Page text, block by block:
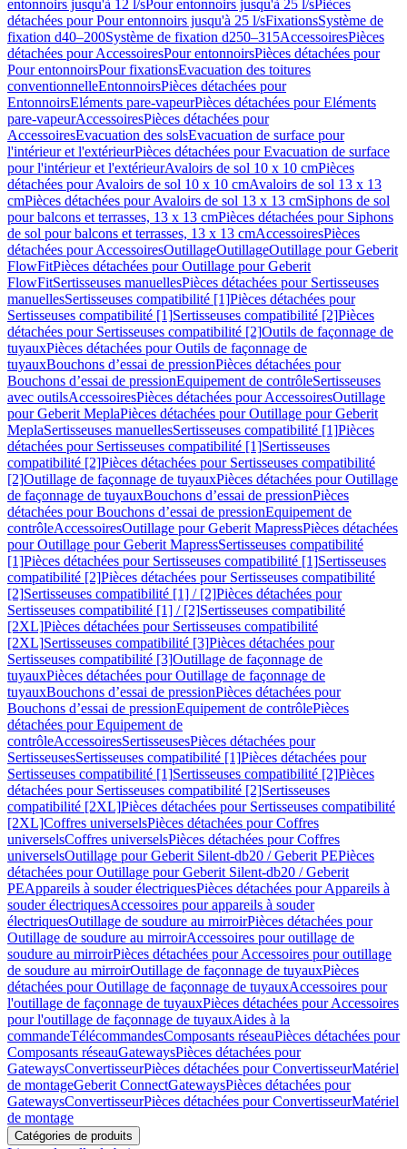
entonnoirs jusqu'à 12 l/sPour entonnoirs jusqu'à 25 l/sPièces
détachées pour Pour entonnoirs jusqu'à 25 l/sFixationsSystème de
fixation d40–200Système de fixation d250–315AccessoiresPièces
détachées pour AccessoiresPour entonnoirsPièces détachées pour
Pour entonnoirsPour fixationsEvacuation des toitures
conventionnelleEntonnoirsPièces détachées pour
EntonnoirsEléments pare-vapeurPièces détachées pour Eléments
pare-vapeurAccessoiresPièces détachées pour
AccessoiresEvacuation des solsEvacuation de surface pour
l'intérieur et l'extérieurPièces détachées pour Evacuation de surface
pour l'intérieur et l'extérieurAvaloirs de sol 10 x 10 cmPièces
détachées pour Avaloirs de sol 10 x 10 cmAvaloirs de sol 13 x 13
cmPièces détachées pour Avaloirs de sol 13 x 13 cmSiphons de sol
pour balcons et terrasses, 13 x 13 cmPièces détachées pour Siphons
de sol pour balcons et terrasses, 13 x 13 cmAccessoiresPièces
détachées pour AccessoiresOutillageOutillageOutillage pour Geberit
FlowFitPièces détachées pour Outillage pour Geberit
FlowFitSertisseuses manuellesPièces détachées pour Sertisseuses
manuellesSertisseuses compatibilité [1]Pièces détachées pour
Sertisseuses compatibilité [1]Sertisseuses compatibilité [2]Pièces
détachées pour Sertisseuses compatibilité [2]Outils de façonnage de
tuyauxPièces détachées pour Outils de façonnage de
tuyauxBouchons d’essai de pressionPièces détachées pour
Bouchons d’essai de pressionEquipement de contrôleSertisseuses
avec outilsAccessoiresPièces détachées pour AccessoiresOutillage
pour Geberit MeplaPièces détachées pour Outillage pour Geberit
MeplaSertisseuses manuellesSertisseuses compatibilité [1]Pièces
détachées pour Sertisseuses compatibilité [1]Sertisseuses
compatibilité [2]Pièces détachées pour Sertisseuses compatibilité
[2]Outillage de façonnage de tuyauxPièces détachées pour Outillage
de façonnage de tuyauxBouchons d’essai de pressionPièces
détachées pour Bouchons d’essai de pressionEquipement de
contrôleAccessoiresOutillage pour Geberit MapressPièces détachées
pour Outillage pour Geberit MapressSertisseuses compatibilité
[1]Pièces détachées pour Sertisseuses compatibilité [1]Sertisseuses
compatibilité [2]Pièces détachées pour Sertisseuses compatibilité
[2]Sertisseuses compatibilité [1] / [2]Pièces détachées pour
Sertisseuses compatibilité [1] / [2]Sertisseuses compatibilité
[2XL]Pièces détachées pour Sertisseuses compatibilité
[2XL]Sertisseuses compatibilité [3]Pièces détachées pour
Sertisseuses compatibilité [3]Outillage de façonnage de
tuyauxPièces détachées pour Outillage de façonnage de
tuyauxBouchons d’essai de pressionPièces détachées pour
Bouchons d’essai de pressionEquipement de contrôlePièces
détachées pour Equipement de
contrôleAccessoiresSertisseusesPièces détachées pour
SertisseusesSertisseuses compatibilité [1]Pièces détachées pour
Sertisseuses compatibilité [1]Sertisseuses compatibilité [2]Pièces
détachées pour Sertisseuses compatibilité [2]Sertisseuses
compatibilité [2XL]Pièces détachées pour Sertisseuses compatibilité
[2XL]Coffres universelsPièces détachées pour Coffres
universelsCoffres universelsPièces détachées pour Coffres
universelsOutillage pour Geberit Silent-db20 / Geberit PEPièces
détachées pour Outillage pour Geberit Silent-db20 / Geberit
PEAppareils à souder électriquesPièces détachées pour Appareils à
souder électriquesAccessoires pour appareils à souder
électriquesOutillage de soudure au mirroirPièces détachées pour
Outillage de soudure au mirroirAccessoires pour outillage de
soudure au mirroirPièces détachées pour Accessoires pour outillage
de soudure au mirroirOutillage de façonnage de tuyauxPièces
détachées pour Outillage de façonnage de tuyauxAccessoires pour
l'outillage de façonnage de tuyauxPièces détachées pour Accessoires
pour l'outillage de façonnage de tuyauxAides à la
commandeTélécommandesComposants réseauPièces détachées pour
Composants réseauGatewaysPièces détachées pour
GatewaysConvertisseurPièces détachées pour ConvertisseurMatériel
de montageGeberit ConnectGatewaysPièces détachées pour
GatewaysConvertisseurPièces détachées pour ConvertisseurMatériel
de montage
Catégories de produits